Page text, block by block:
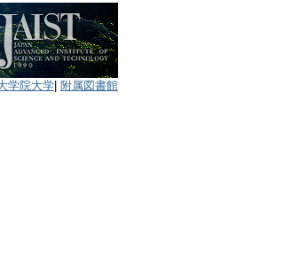
学院大学 附属図書館